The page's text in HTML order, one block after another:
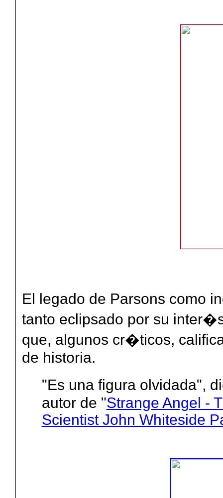
El legado de Parsons como
tanto eclipsado por su
que, algunos cr�ticos,
de historia.
"Es una figura olvidada",
autor de "Strange Angel -
Scientist John Whiteside